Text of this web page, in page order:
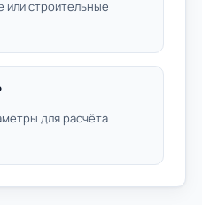
строительные
для расчёта